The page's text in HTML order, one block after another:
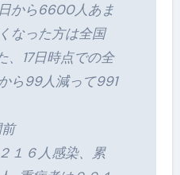
から6600人あま
なった方は全国
、17日時点での全
ら99人減って991
１６人感染、累